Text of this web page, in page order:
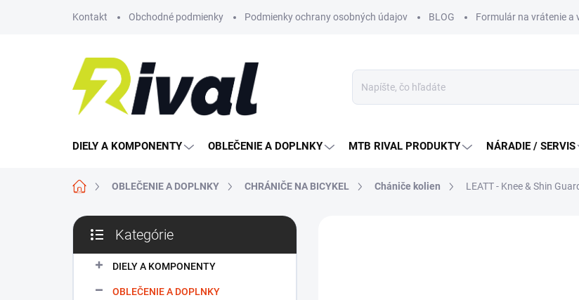
Kontakt Obchodné podmienky Podmienky ochrany osobných údajov BLOG Formulár na vrátenie a
DIELY A KOMPONENTY OBLEČENIE A DOPLNKY MTB RIVAL PRODUKTY NÁRADIE / SERVIS
DomovOBLEČENIE A DOPLNKY CHRÁNIČE NA BICYKEL Chániče kolien LEATT - Knee & Shin
B
č
kategórie
Kategórie
DIELY A KOMPONENTY
OBLEČENIE A DOPLNKY